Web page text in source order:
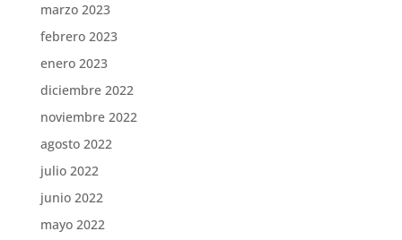
marzo 2023
febrero 2023
enero 2023
diciembre 2022
noviembre 2022
agosto 2022
julio 2022
junio 2022
mayo 2022